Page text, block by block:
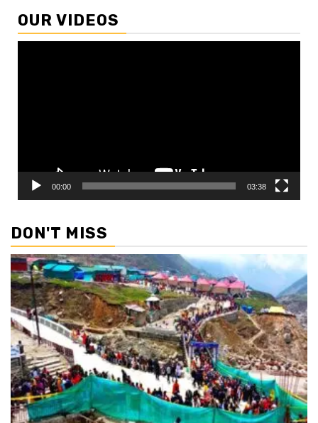
OUR VIDEOS
00:00 03:38
DON'T MISS